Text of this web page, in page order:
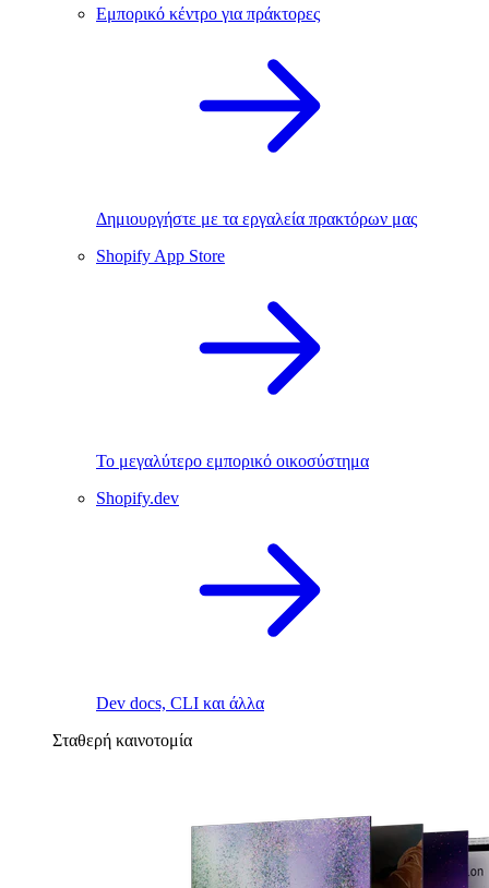
Εμπορικό κέντρο για πράκτορες
Δημιουργήστε με τα εργαλεία πρακτόρων μας
Shopify App Store
Το μεγαλύτερο εμπορικό οικοσύστημα
Shopify.dev
Dev docs, CLI και άλλα
Σταθερή καινοτομία